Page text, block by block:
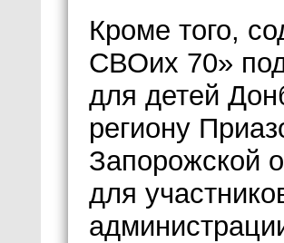
Кроме того,
СВОих 70»
для детей
региону
Запорожской
для